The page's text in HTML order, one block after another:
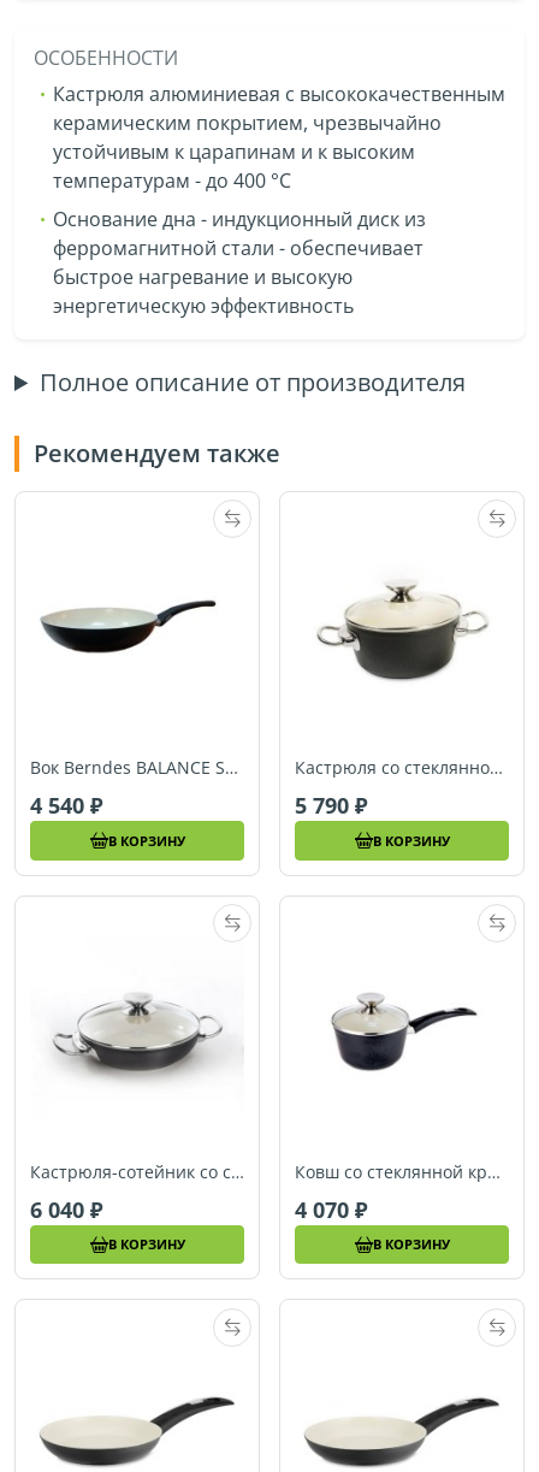
ОСОБЕННОСТИ
Кастрюля алюминиевая с высококачественным
керамическим покрытием, чрезвычайно
устойчивым к царапинам и к высоким
температурам - до 400 °C
Основание дна - индукционный диск из
ферромагнитной стали - обеспечивает
быстрое нагревание и высокую
энергетическую эффективность
Полное описание от производителя
Рекомендуем также
Вок Berndes BALANCE SMART INDUCTION (Ø 28 см) (078968)
4 540
В КОРЗИНУ
Кастрюля со стеклянной крышкой Berndes BALANCE SMART INDUCTION (Ø 24 см) (078954)
5 790
В КОРЗИНУ
Кастрюля-сотейник со стеклянной крышкой (Ø 28 см) Berndes BALANCE SMART INDUCTION (078918)
6 040
В КОРЗИНУ
Ковш со стеклянной крышкой Berndes BALANCE SMART INDUCTION (Ø 16 см) (078976)
4 070
В КОРЗИНУ